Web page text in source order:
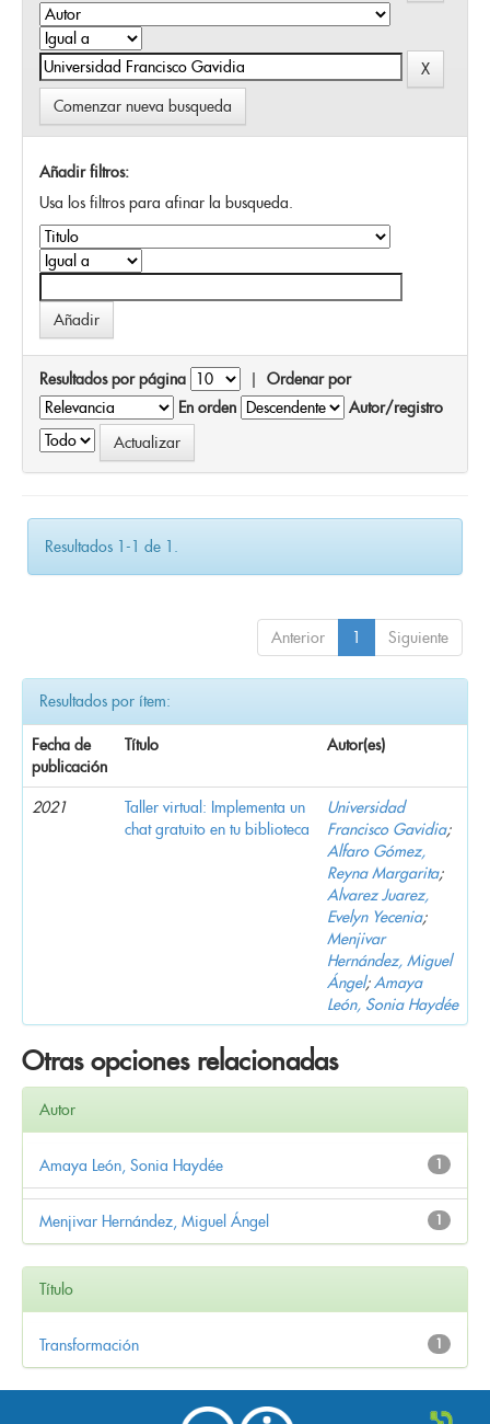
Comenzar nueva busqueda
Añadir filtros:
Usa los filtros para afinar la busqueda.
Resultados por página | Ordenar por
En orden
Autor/registro
Resultados 1-1 de 1.
Anterior 1 Siguiente
Resultados por ítem:
Fecha de
publicación
Título Autor(es)
2021
Taller virtual: Implementa un
chat gratuito en tu biblioteca
Universidad
Francisco Gavidia;
Alfaro Gómez,
Reyna Margarita;
Alvarez Juarez,
Evelyn Yecenia;
Menjivar
Hernández, Miguel
Ángel; Amaya
León, Sonia Haydée
Otras opciones relacionadas
Autor
1
Amaya León, Sonia Haydée
1
Menjivar Hernández, Miguel Ángel
Título
1
Transformación